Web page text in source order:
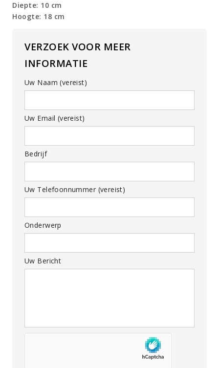
Diepte: 10 cm
Hoogte: 18 cm
VERZOEK VOOR MEER
INFORMATIE
Uw Naam (vereist)
Uw Email (vereist)
Bedrijf
Uw Telefoonnummer (vereist)
Onderwerp
Uw Bericht